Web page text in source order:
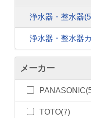
浄水器・整水器
浄水器・整水器
メーカー
TOTO(7)